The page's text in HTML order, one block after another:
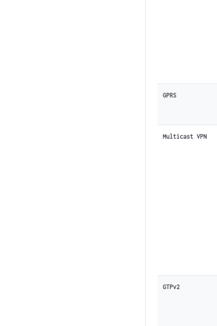
GPRS
Multicast VPN
GTPv2